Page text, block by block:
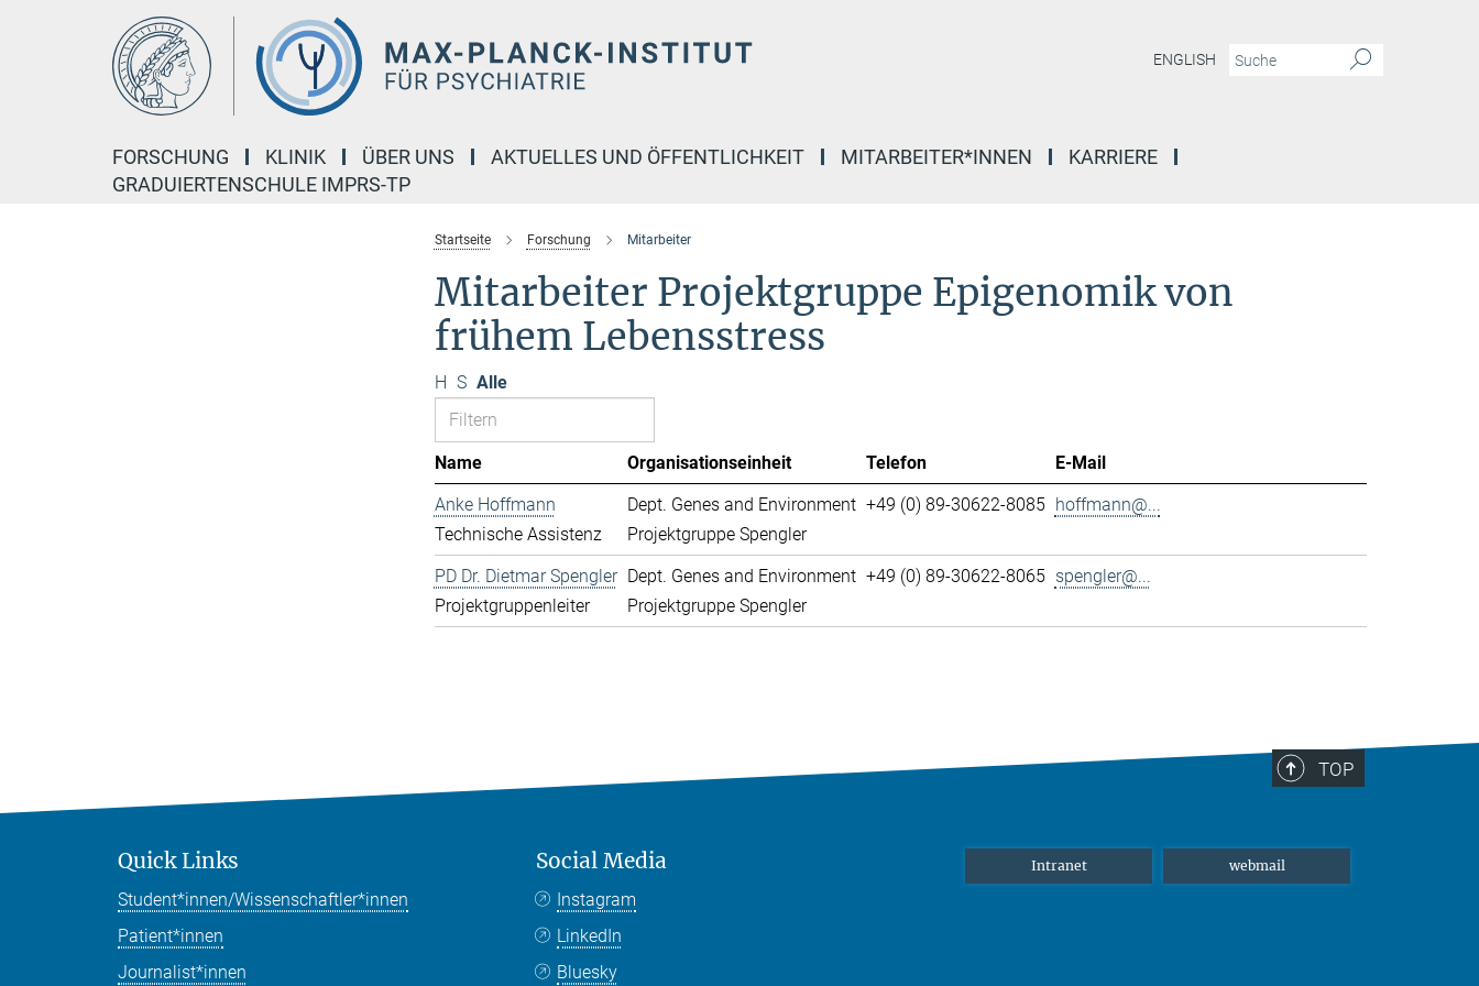
ENGLISH
FORSCHUNG KLINIK ÜBER UNS AKTUELLES UND ÖFFENTLICHKEIT MITARBEITER*INNEN
KARRIERE
GRADUIERTENSCHULE IMPRS-TP
Startseite Forschung Mitarbeiter
Mitarbeiter Projektgruppe Epigenomik von
frühem Lebensstress
H S Alle
Name Organisationseinheit Telefon
E-Mail
Anke Hoffmann
Technische Assistenz
Dept. Genes and Environment
Projektgruppe Spengler
+49 (0) 89-30622-8085 hoffmann@...
PD Dr. Dietmar Spengler
Projektgruppenleiter
Dept. Genes and Environment
Projektgruppe Spengler
+49 (0) 89-30622-8065 spengler@...
TOP
Quick Links
Student*innen/Wissenschaftler*innen
Patient*innen
Journalist*innen
Social Media
Instagram
LinkedIn
Bluesky
Intranet webmail